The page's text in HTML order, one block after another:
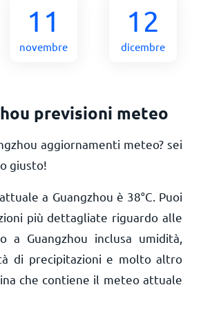
11
novembre
12
dicembre
previsioni meteo
aggiornamenti meteo? sei
giusto!
a Guangzhou è 38°C . Puoi
più dettagliate riguardo alle
a Guangzhou inclusa umidità,
di precipitazioni e molto altro
che contiene il meteo attuale